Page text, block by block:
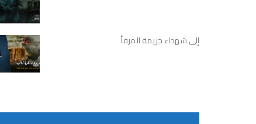
إلى شهداء جريمة المرفأ